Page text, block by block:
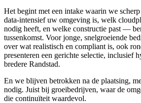
Het begint met een intake waarin we
data-intensief uw omgeving is, welk
nodig heeft, en welke constructie past —
tussenkomst. Voor jonge, snelgroeiende
over wat realistisch en compliant is, ook
presenteren een gerichte selectie, inclusief
bredere Randstad.
En we blijven betrokken na de plaatsing,
nodig. Juist bij groeibedrijven, waar de
die continuïteit waardevol.